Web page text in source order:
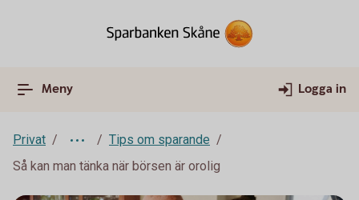
Meny Logga in
Privat
Tips om sparande
Så kan man tänka när börsen är orolig